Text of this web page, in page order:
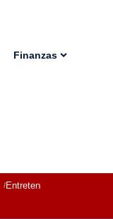
Finanzas
Entretenimiento